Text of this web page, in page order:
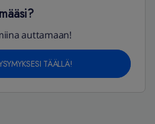
auttamaan!
TÄÄLLÄ!